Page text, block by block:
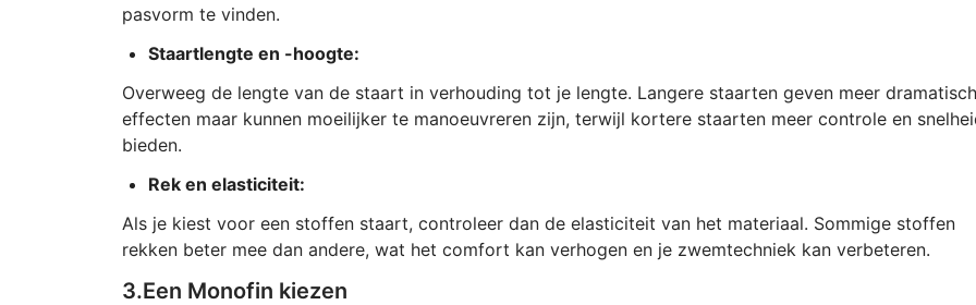
pasvorm te vinden.
Staartlengte en -hoogte:
Overweeg de lengte van de staart in verhouding tot je lengte. Langere staarten geven meer
effecten maar kunnen moeilijker te manoeuvreren zijn, terwijl kortere staarten meer controle en
bieden.
Rek en elasticiteit:
Als je kiest voor een stoffen staart, controleer dan de elasticiteit van het materiaal. Sommige stoffen
rekken beter mee dan andere, wat het comfort kan verhogen en je zwemtechniek kan verbeteren.
3.Een Monofin kiezen